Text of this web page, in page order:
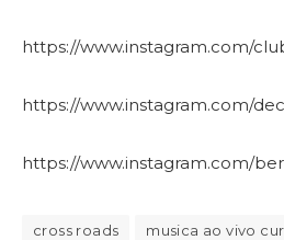
https://www.instagram.com/
https://www.instagram.com/
https://www.instagram.com/
cross roads
musica ao vivo